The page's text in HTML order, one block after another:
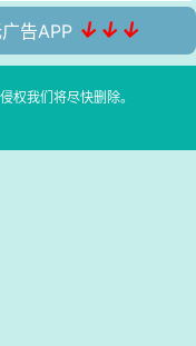
告APP ↓↓↓
权我们将尽快删除。